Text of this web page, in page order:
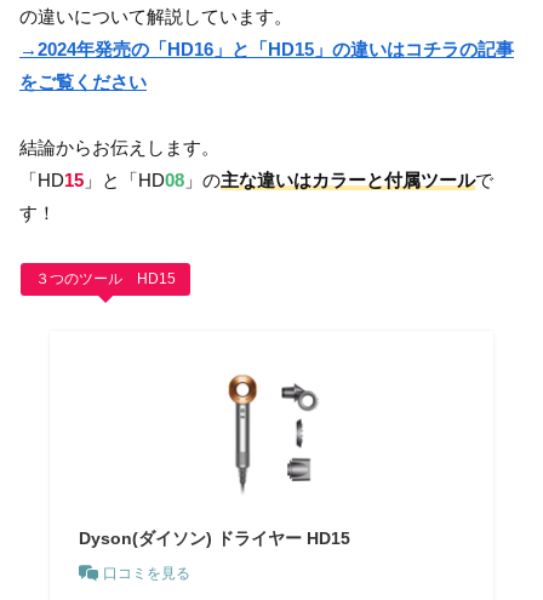
の違いについて解説しています。
→2024年発売の「HD16」と「HD15」の違いはコチラの記事
をご覧ください
結論からお伝えします。
「HD15 」と「HD08 」の主な違いはカラーと付属ツールで
す！
３つのツール HD15
Dyson(ダイソン) ドライヤー HD15
口コミを見る